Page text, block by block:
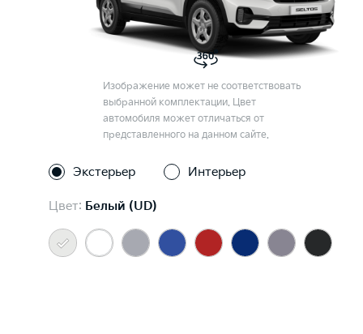
Изображение может не соответствовать
выбранной комплектации. Цвет
автомобиля может отличаться от
представленного на данном сайте.
Экстерьер Интерьер
Цвет: Белый (UD)